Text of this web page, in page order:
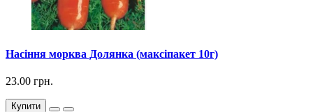
Насіння морква Долянка (максіпакет 10г)
23.00 грн.
Купити